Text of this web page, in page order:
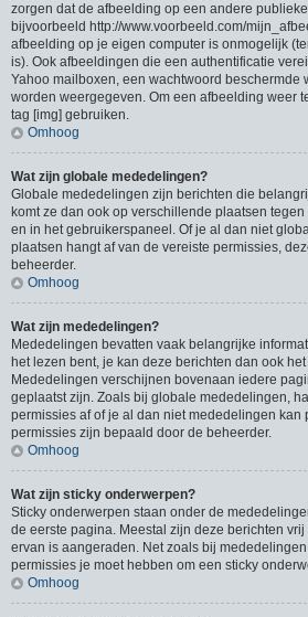
zorgen dat de afbeelding op een andere
bijvoorbeeld http://www.voorbeeld.com/
afbeelding op je eigen computer is onmogelijk
is). Ook afbeeldingen die een authentificatie
Yahoo mailboxen, een wachtwoord beschermde
worden weergegeven. Om een afbeelding weer
tag [img] gebruiken.
Omhoog
Wat zijn globale mededelingen?
Globale mededelingen zijn berichten die
komt ze dan ook op verschillende plaatsen
en in het gebruikerspaneel. Of je al dan niet
plaatsen hangt af van de vereiste permissies,
beheerder.
Omhoog
Wat zijn mededelingen?
Mededelingen bevatten vaak belangrijke
het lezen bent, je kan deze berichten dan ook
Mededelingen verschijnen bovenaan iedere
geplaatst zijn. Zoals bij globale mededelingen,
permissies af of je al dan niet mededelingen kan
permissies zijn bepaald door de beheerder.
Omhoog
Wat zijn sticky onderwerpen?
Sticky onderwerpen staan onder de
de eerste pagina. Meestal zijn deze berichten
ervan is aangeraden. Net zoals bij
permissies je moet hebben om een sticky
Omhoog